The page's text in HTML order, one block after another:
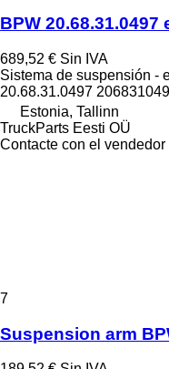
BPW 20.68.31.0497
689,52 € Sin IVA
Sistema de suspensión -
20.68.31.0497
Estonia, Tallinn
TruckParts Eesti OÜ
Contacte con el vendedor
7
Suspension arm